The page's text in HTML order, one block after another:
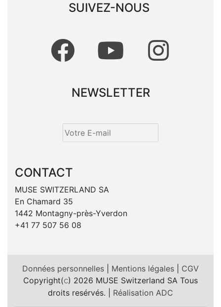
SUIVEZ-NOUS
NEWSLETTER
CONTACT
MUSE SWITZERLAND SA
En Chamard 35
1442 Montagny-près-Yverdon
+41 77 507 56 08
Données personnelles Mentions légales
CGV
Copyright(c) 2026 MUSE Switzerland SA Tous
droits resérvés. | Réalisation ADC